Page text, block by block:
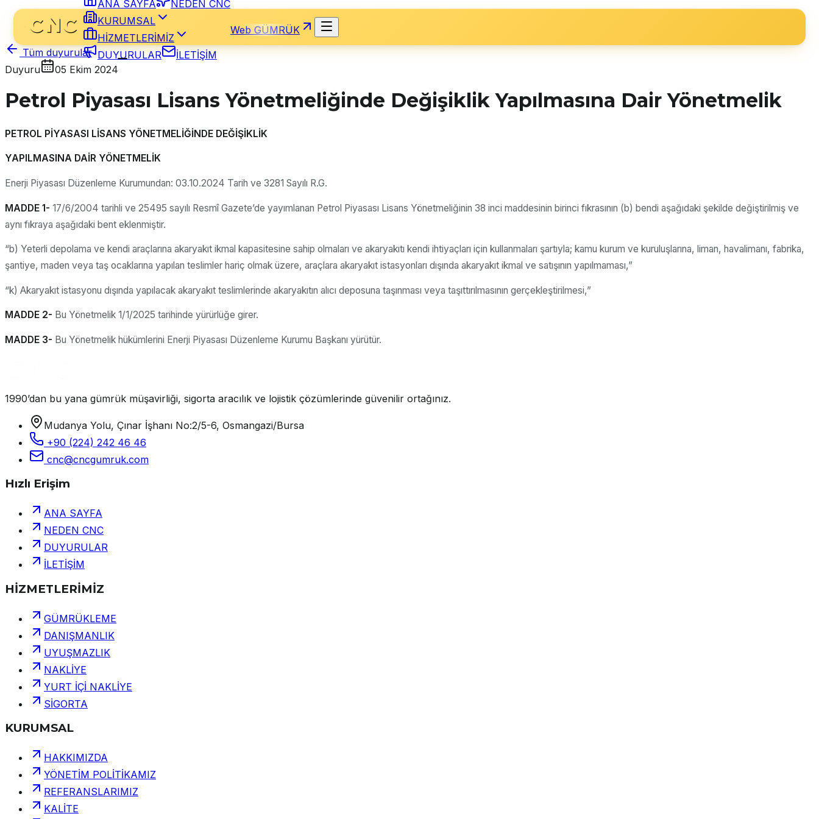
ANA SAYFA
NEDEN CNC
KURUMSAL
HİZMETLERİMİZ
DUYURULAR
İLETİŞİM
Web GÜMRÜK
Tüm duyurular
Duyuru
05 Ekim 2024
Petrol Piyasası Lisans Yönetmeliğinde Değişiklik Yapılmasına Dair Yönetmelik
PETROL PİYASASI LİSANS YÖNETMELİĞİNDE DEĞİŞİKLİK
YAPILMASINA DAİR YÖNETMELİK
Enerji Piyasası Düzenleme Kurumundan: 03.10.2024 Tarih ve 3281 Sayılı R.G.
MADDE 1- 17/6/2004 tarihli ve 25495 sayılı Resmî Gazete’de yayımlanan Petrol Piyasası Lisans Yönetmeliğinin 38 inci maddesinin birinci fıkrasının (b) bendi aşağıdaki şekilde değiştirilmiş ve
aynı fıkraya aşağıdaki bent eklenmiştir.
“b) Yeterli depolama ve kendi araçlarına akaryakıt ikmal kapasitesine sahip olmaları ve akaryakıtı kendi ihtiyaçları için kullanmaları şartıyla; kamu kurum ve kuruluşlarına, liman, havalimanı, fabrika,
şantiye, maden veya taş ocaklarına yapılan teslimler hariç olmak üzere, araçlara akaryakıt istasyonları dışında akaryakıt ikmal ve satışının yapılmaması,”
“k) Akaryakıt istasyonu dışında yapılacak akaryakıt teslimlerinde akaryakıtın alıcı deposuna taşınması veya taşıttırılmasının gerçekleştirilmesi,”
MADDE 2- Bu Yönetmelik 1/1/2025 tarihinde yürürlüğe girer.
MADDE 3- Bu Yönetmelik hükümlerini Enerji Piyasası Düzenleme Kurumu Başkanı yürütür.
1990’dan bu yana gümrük müşavirliği, sigorta aracılık ve lojistik çözümlerinde güvenilir ortağınız.
Mudanya Yolu, Çınar İşhanı No:2/5-6, Osmangazi/Bursa
+90 (224) 242 46 46
cnc@cncgumruk.com
Hızlı Erişim
ANA SAYFA
NEDEN CNC
DUYURULAR
İLETİŞİM
HİZMETLERİMİZ
GÜMRÜKLEME
DANIŞMANLIK
UYUŞMAZLIK
NAKLİYE
YURT İÇİ NAKLİYE
SİGORTA
KURUMSAL
HAKKIMIZDA
YÖNETİM POLİTİKAMIZ
REFERANSLARIMIZ
KALİTE